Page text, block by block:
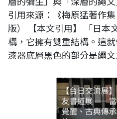
引用來源：《梅原猛著作
版） 【本文引用】 「日本
構，它擁有雙重結構。這
漆器底層黑色的部分是繩